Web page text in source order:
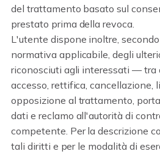
del trattamento basato sul
prestato prima della revoca.
L'utente dispone inoltre,
normativa applicabile, degli
riconosciuti agli interessati — tra
accesso, rettifica, cancellazione,
opposizione al trattamento,
dati e reclamo all'autorità di
competente. Per la descrizione
tali diritti e per le modalità di